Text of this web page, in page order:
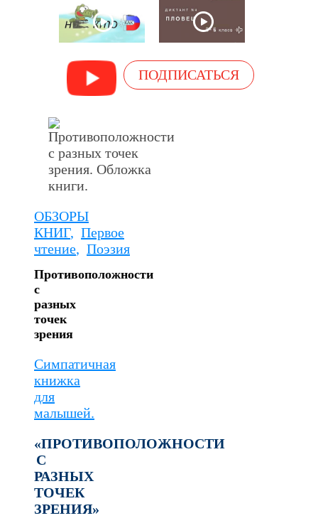
ПОДПИСАТЬСЯ
ОБЗОРЫ
КНИГ, Первое
чтение, Поэзия
Противоположности
с
разных
точек
зрения
Симпатичная
книжка
для
малышей.
«ПРОТИВОПОЛОЖНОСТИ
С
РАЗНЫХ
ТОЧЕК
ЗРЕНИЯ»